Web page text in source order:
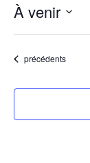
À venir
date.Évènements
précédents